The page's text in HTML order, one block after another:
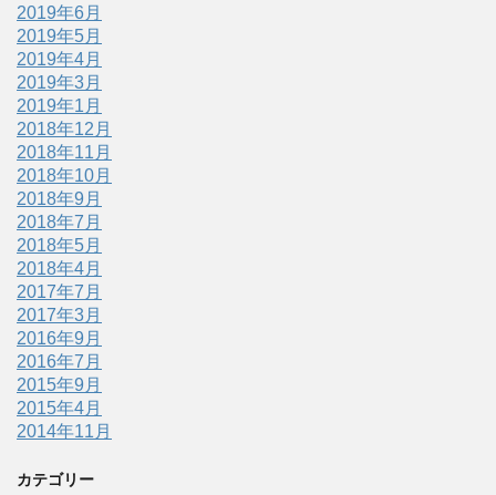
2019年6月
2019年5月
2019年4月
2019年3月
2019年1月
2018年12月
2018年11月
2018年10月
2018年9月
2018年7月
2018年5月
2018年4月
2017年7月
2017年3月
2016年9月
2016年7月
2015年9月
2015年4月
2014年11月
カテゴリー